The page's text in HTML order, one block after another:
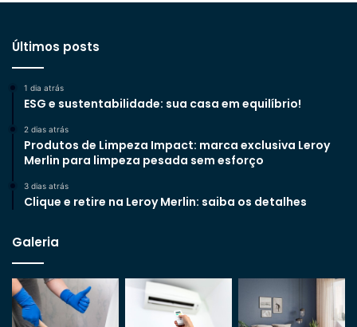
Últimos posts
1 dia atrás
ESG e sustentabilidade: sua casa em equilíbrio!
2 dias atrás
Produtos de Limpeza Impact: marca exclusiva Leroy
Merlin para limpeza pesada sem esforço
3 dias atrás
Clique e retire na Leroy Merlin: saiba os detalhes
Galeria